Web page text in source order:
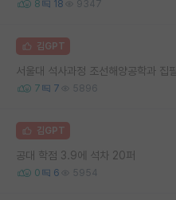
8 18 9347
김GPT
서울대 석사과정 조선해양공학과 집
7 7 5896
김GPT
공대 학점 3.9에 석차 20퍼
0 6 5954